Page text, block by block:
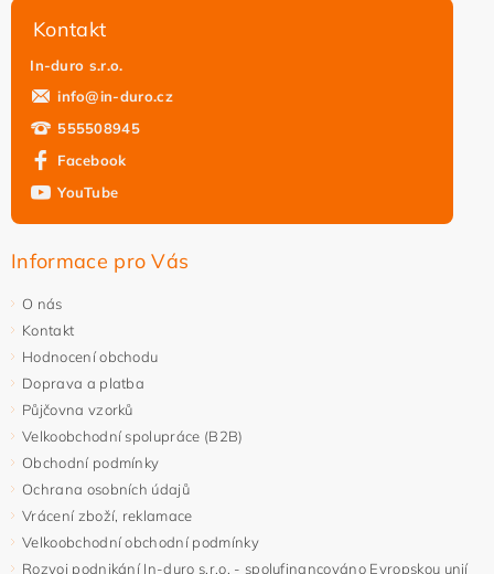
Vložením hodnocení souhlasíte s
osobních údajů
Kontakt
In-duro s.r.o.
info@in-duro.cz
555508945
Facebook
YouTube
Informace pro Vás
O nás
Kontakt
Hodnocení obchodu
Doprava a platba
Půjčovna vzorků
Velkoobchodní spolupráce (B2B)
Obchodní podmínky
Ochrana osobních údajů
Vrácení zboží, reklamace
Velkoobchodní obchodní podmínky
Rozvoj podnikání In-duro s.r.o. - spolufinancováno Evropskou unií